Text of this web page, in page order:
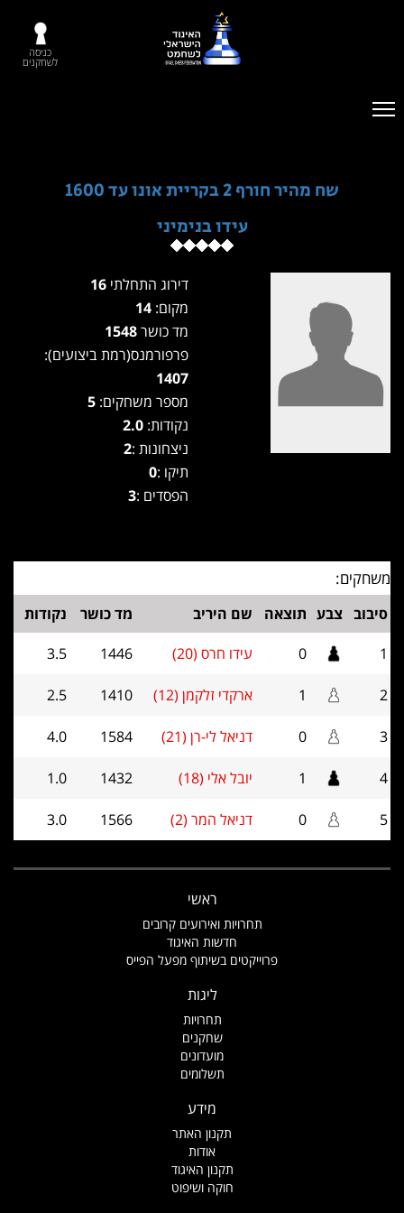
כניסה
לשחקנים
שח מהיר חורף 2 בקריית אונו עד 1600
עידו בנימיני
דירוג התחלתי
מקום:
מד כושר
פרפורמנס(רמת ביצועים):
1407
מספר משחקים:
נקודות: 2.0
ניצחונות :2
תיקו :0
הפסדים :3
משחקים:
סיבוב צבע תוצאה שם היריב מד כושר
נקודות
1
0 עידו חרס (20) 1446
3.5
2
1 ארקדי זלקמן (12) 1410
2.5
3
0 דניאל לי-רן (21) 1584
4.0
4
1 יובל אלי (18) 1432
1.0
5
0 דניאל המר (2) 1566
3.0
ראשי
תחרויות ואירועים קרובים
חדשות האיגוד
פרוייקטים בשיתוף מפעל הפייס
ליגות
תחרויות
שחקנים
מועדונים
תשלומים
מידע
תקנון האתר
אודות
תקנון האיגוד
חוקה ושיפוט